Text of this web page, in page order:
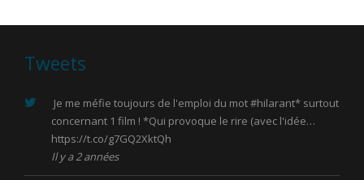
Tweets
Je me méfie toujours de l'emploi du mot#hilarant* surtout
concernant 1 film ! *Qui provoque le rire (avec l'idée…
https://t.co/g7GQ2XktQh
Il y a 2 années